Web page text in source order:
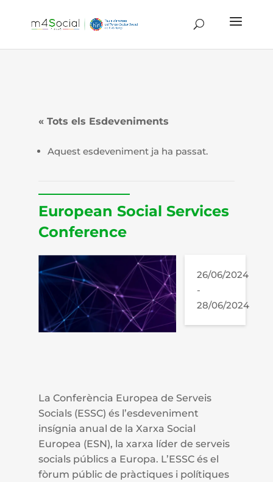
« Tots els Esdeveniments
Aquest esdeveniment ja ha passat.
European Social Services
Conference
26/06/2024
-
28/06/2024
La Conferència Europea de Serveis
Socials (ESSC) és l’esdeveniment
insígnia anual de la Xarxa Social
Europea (ESN), la xarxa líder de serveis
socials públics a Europa. L’ESSC és el
fòrum públic de pràctiques i polítiques